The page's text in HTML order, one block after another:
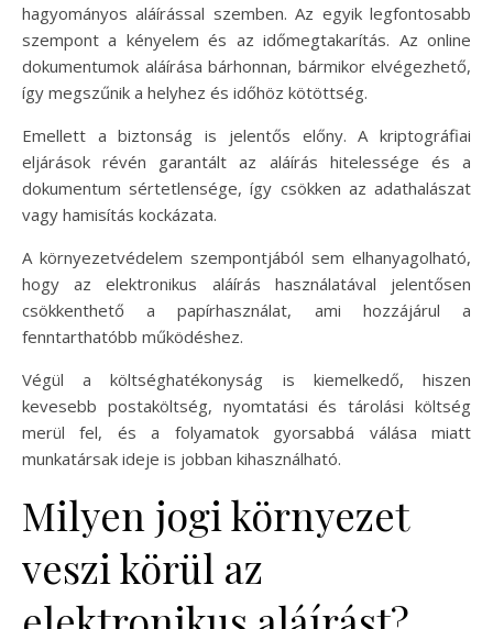
hagyományos aláírással szemben. Az egyik legfontosabb
szempont a kényelem és az időmegtakarítás. Az online
dokumentumok aláírása bárhonnan, bármikor elvégezhető,
így megszűnik a helyhez és időhöz kötöttség.
Emellett a biztonság is jelentős előny. A kriptográfiai
eljárások révén garantált az aláírás hitelessége és a
dokumentum sértetlensége, így csökken az adathalászat
vagy hamisítás kockázata.
A környezetvédelem szempontjából sem elhanyagolható,
hogy az elektronikus aláírás használatával jelentősen
csökkenthető a papírhasználat, ami hozzájárul a
fenntarthatóbb működéshez.
Végül a költséghatékonyság is kiemelkedő, hiszen
kevesebb postaköltség, nyomtatási és tárolási költség
merül fel, és a folyamatok gyorsabbá válása miatt
munkatársak ideje is jobban kihasználható.
Milyen jogi környezet
veszi körül az